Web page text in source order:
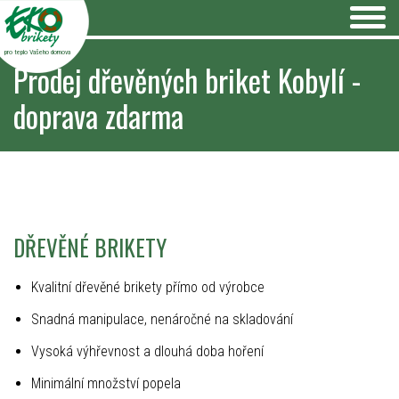
pro teplo Vašeho domova
Prodej dřevěných briket Kobylí -
doprava zdarma
DŘEVĚNÉ BRIKETY
Kvalitní dřevěné brikety přímo od výrobce
Snadná manipulace, nenáročné na skladování
Vysoká výhřevnost a dlouhá doba hoření
Minimální množství popela